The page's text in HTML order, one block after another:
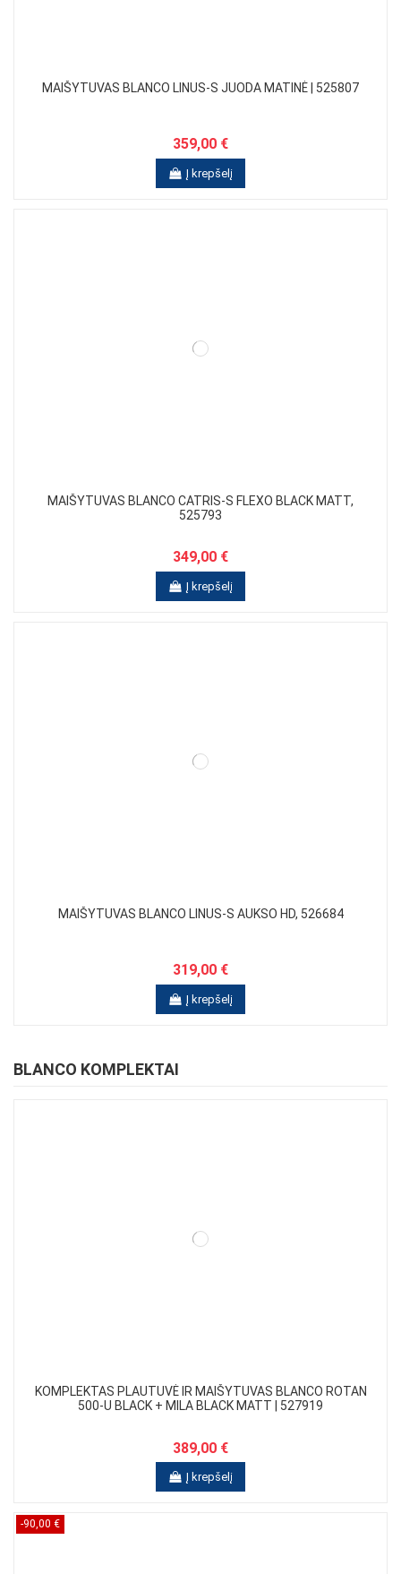
MAIŠYTUVAS BLANCO LINUS-S JUODA MATINĖ | 525807
359,00 €
Į krepšelį
MAIŠYTUVAS BLANCO CATRIS-S FLEXO BLACK MATT,
525793
349,00 €
Į krepšelį
MAIŠYTUVAS BLANCO LINUS-S AUKSO HD, 526684
319,00 €
Į krepšelį
BLANCO KOMPLEKTAI
KOMPLEKTAS PLAUTUVĖ IR MAIŠYTUVAS BLANCO ROTAN
500-U BLACK + MILA BLACK MATT | 527919
389,00 €
Į krepšelį
-90,00 €